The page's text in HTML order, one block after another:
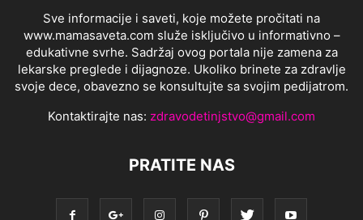
Sve informacije i saveti, koje možete pročitati na
www.mamasaveta.com služe isključivo u informativno –
edukativne svrhe. Sadržaj ovog portala nije zamena za
lekarske preglede i dijagnoze. Ukoliko brinete za zdravlje
svoje dece, obavezno se konsultujte sa svojim pedijatrom.
Kontaktirajte nas: zdravodetinjstvo@gmail.com
PRATITE NAS